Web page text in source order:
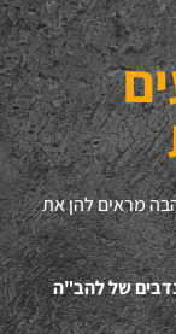
מראים להן את
של להב"ה